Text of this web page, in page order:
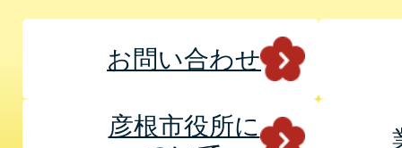
お問い合わせ
彦根市役所に